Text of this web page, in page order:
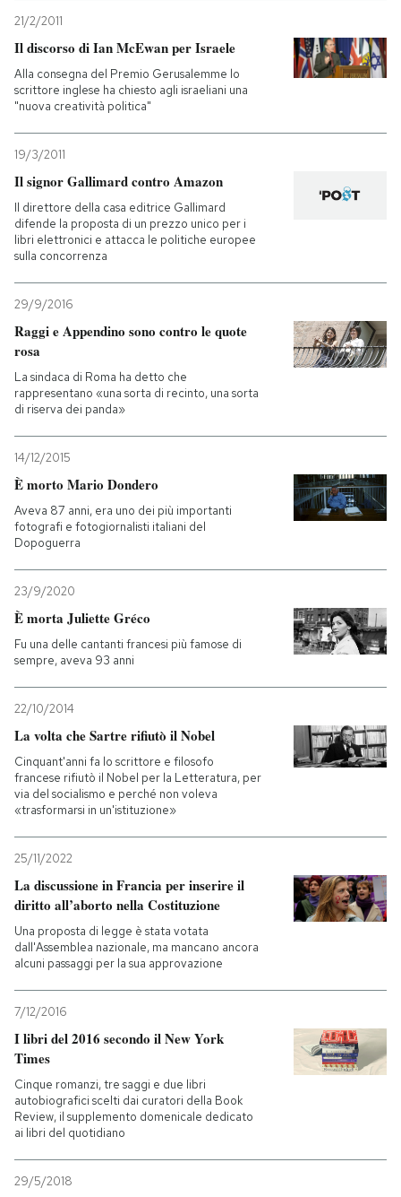
21/2/2011
Il discorso di Ian McEwan per Israele
Alla consegna del Premio Gerusalemme lo
scrittore inglese ha chiesto agli israeliani una
"nuova creatività politica"
19/3/2011
Il signor Gallimard contro Amazon
Il direttore della casa editrice Gallimard
difende la proposta di un prezzo unico per i
libri elettronici e attacca le politiche europee
sulla concorrenza
29/9/2016
Raggi e Appendino sono contro le quote
rosa
La sindaca di Roma ha detto che
rappresentano «una sorta di recinto, una sorta
di riserva dei panda»
14/12/2015
È morto Mario Dondero
Aveva 87 anni, era uno dei più importanti
fotografi e fotogiornalisti italiani del
Dopoguerra
23/9/2020
È morta Juliette Gréco
Fu una delle cantanti francesi più famose di
sempre, aveva 93 anni
22/10/2014
La volta che Sartre rifiutò il Nobel
Cinquant'anni fa lo scrittore e filosofo
francese rifiutò il Nobel per la Letteratura, per
via del socialismo e perché non voleva
«trasformarsi in un'istituzione»
25/11/2022
La discussione in Francia per inserire il
diritto all’aborto nella Costituzione
Una proposta di legge è stata votata
dall'Assemblea nazionale, ma mancano ancora
alcuni passaggi per la sua approvazione
7/12/2016
I libri del 2016 secondo il New York
Times
Cinque romanzi, tre saggi e due libri
autobiografici scelti dai curatori della Book
Review, il supplemento domenicale dedicato
ai libri del quotidiano
29/5/2018